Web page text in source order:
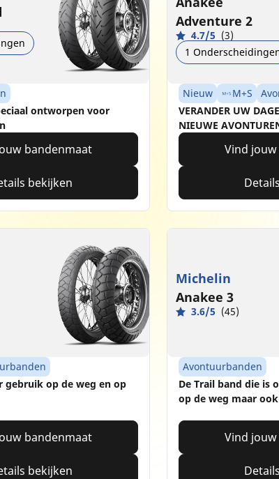
ontworpen voor
bandenmaat
bekijken
Adventure 2
4.7/5 (3)
1
Nieuw M+S
VERANDER UW
NIEUWE
Vind
gebruik op de weg en op
bandenmaat
bekijken
Michelin
Anakee 3
3.6/5 (45)
Avontuurbanden
De Trail band die is
op de weg maar
Vind